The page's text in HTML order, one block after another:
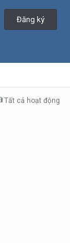
Đăng ký
Tất cả hoạt động